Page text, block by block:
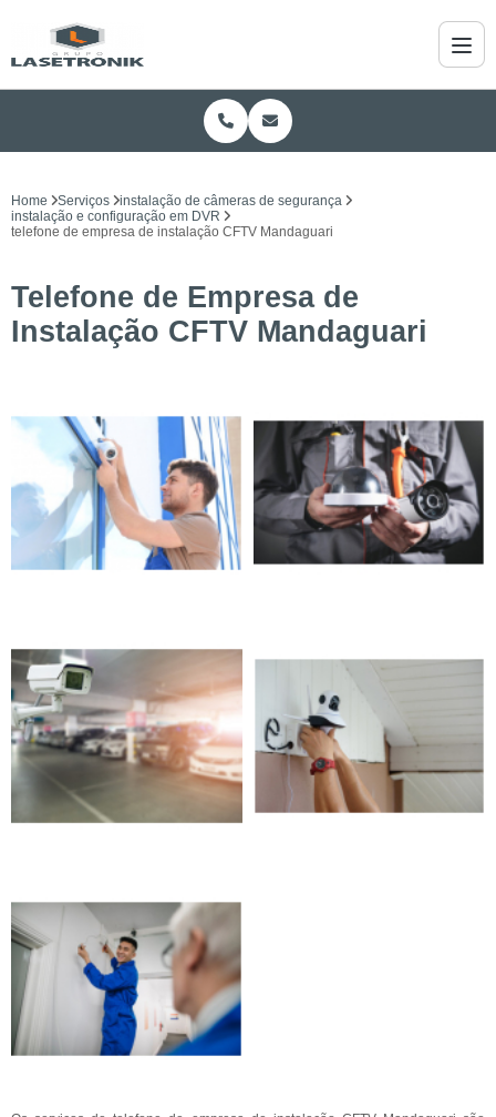
Home Serviços
instalação de câmeras de segurança
instalação e configuração em DVR
telefone de empresa de instalação CFTV Mandaguari
Telefone de Empresa de
Instalação CFTV Mandaguari